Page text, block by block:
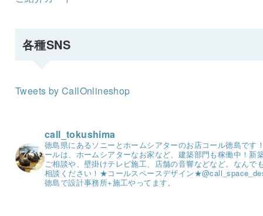
各種SNS
Tweets by CallOnlineshop
call_tokushima
徳島県にあるソニーとホームシアターのお店コール徳島です
ールは、ホームシアターなお家など、建築部門も稼働中！ 新
ご相談や、壁掛けテレビ施工、店舗の音響などなど。 なんで
相談ください！ ★コールスペースデザイン★
徳島で設計事務所+施工やってます。